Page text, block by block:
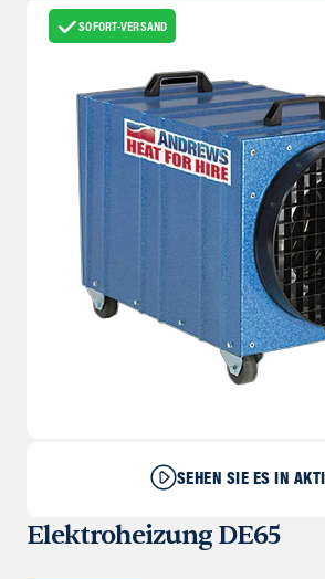
SOFORT-VERSAND
SEHEN SIE ES IN
Elektroheizung DE65